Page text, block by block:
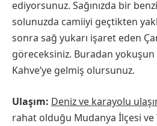
ediyorsunuz. Sağınızda bir
solunuzda camiiyi geçtikten
sonra sağ yukarı işaret eden
göreceksiniz. Buradan yokuşun
Kahve’ye gelmiş olursunuz.
Ulaşım: Deniz ve karayolu
rahat olduğu Mudanya İlçesi ve